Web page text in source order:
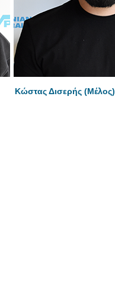
Κώστας Δισερής (Μέλος)